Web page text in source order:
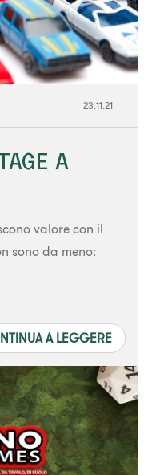
23.11.21
A
valore con il
sono da meno:
A LEGGERE